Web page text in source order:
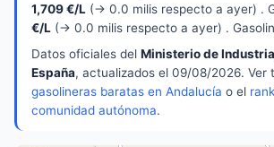
1,709 €/L (→ 0.0 milis respecto a ayer) .
€/L (→ 0.0 milis respecto a ayer) .
Datos oficiales del Ministerio de
España, actualizados el 09/08/2026. Ver
gasolineras baratas en Andalucía o el
comunidad autónoma.